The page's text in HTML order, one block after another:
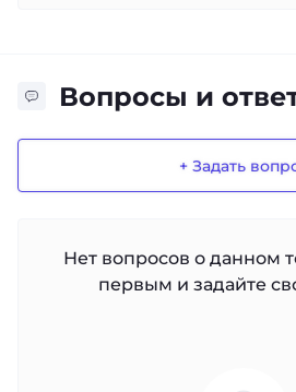
Вопросы и
+ Задать
Нет вопросов о данном
первым и задайте